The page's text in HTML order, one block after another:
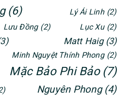
(6) Lý Ái Linh (2)
Lưu Đồng (2) Lục Xu (2)
Matt Haig (3)
Minh Nguyệt Thính Phong (2)
Mặc Bảo Phi Bảo (7)
Nguyên Phong (4)